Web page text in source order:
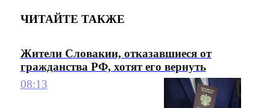
ЧИТАЙТЕ ТАКЖЕ
Жители Словакии, отказавшиеся от
гражданства РФ, хотят его вернуть
08:13